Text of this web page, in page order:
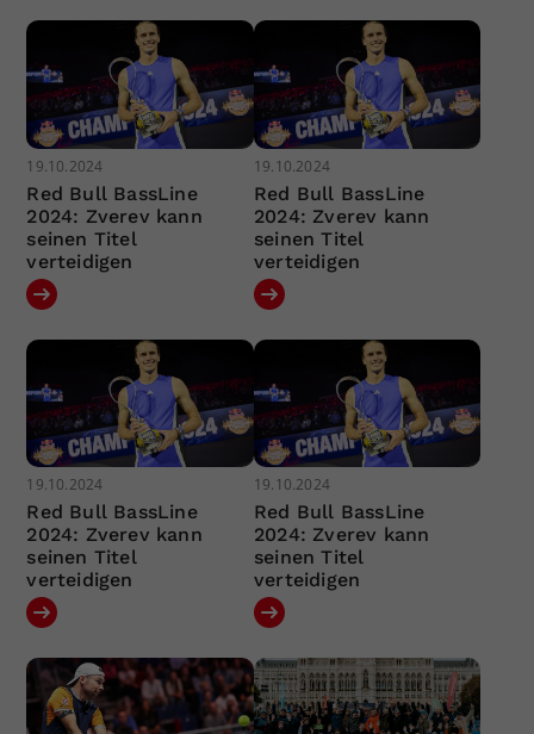
19.10.2024
Red Bull BassLine
2024: Zverev kann
seinen Titel
verteidigen
19.10.2024
Red Bull BassLine
2024: Zverev kann
seinen Titel
verteidigen
19.10.2024
Red Bull BassLine
2024: Zverev kann
seinen Titel
verteidigen
19.10.2024
Red Bull BassLine
2024: Zverev kann
seinen Titel
verteidigen